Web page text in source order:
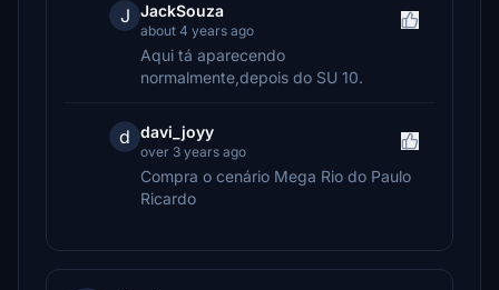
J JackSouza
about 4 years ago
Aqui tá aparecendo
normalmente,depois do SU 10.
d davi_joyy
over 3 years ago
Compra o cenário Mega Rio do Paulo
Ricardo